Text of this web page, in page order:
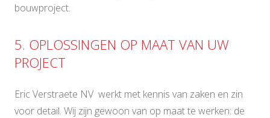
bouwproject.
5. OPLOSSINGEN OP MAAT VAN UW
PROJECT
Eric Verstraete NV werkt met kennis van zaken en zin
voor detail. Wij zijn gewoon van op maat te werken: de